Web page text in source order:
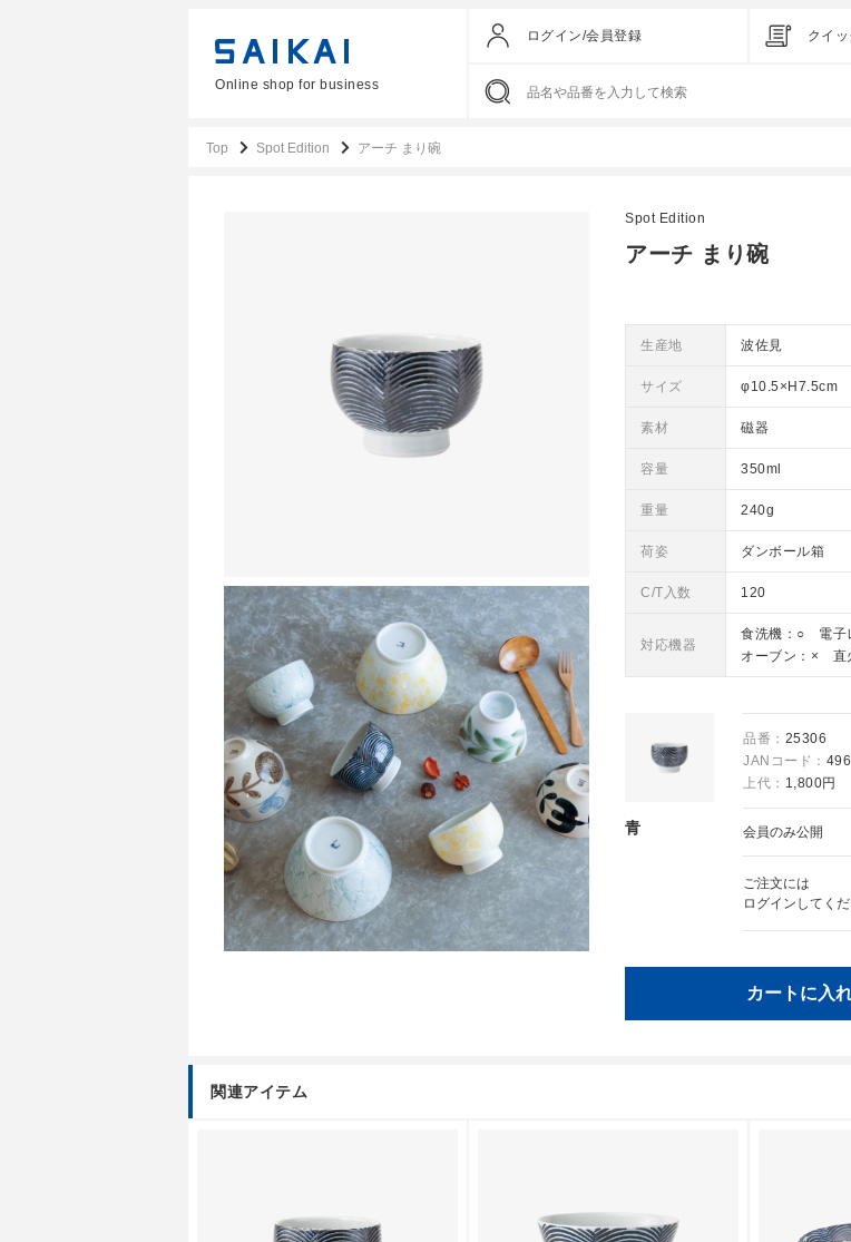
Online shop for business
ログイン/会員登録 クイ
Top Spot Edition アーチ まり碗
アーチ まり碗
Spot Edition
生産地 波佐見
サイズ φ10.5×H7.5cm
素材 磁器
容量 350ml
重量 240g
荷姿 ダンボール箱
C/T入数 120
対応機器
食洗機：○ 電子
オーブン：× 直
青
品番： 25306
JANコード：
上代： 1,800円
会員のみ公開
ご注文には
ログイン してく
カートに入
関連アイテム